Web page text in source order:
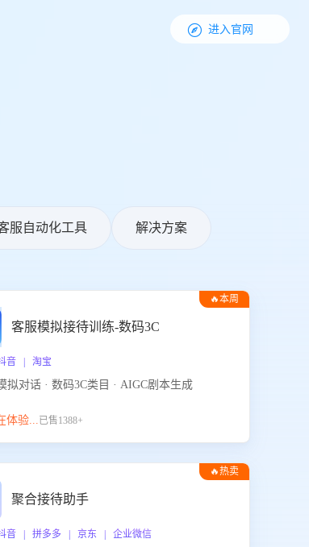
 进入官网
服自动化工具 解决方案
🔥本周
客服模拟接待训练-数码3C
音 | 淘宝
拟对话 · 数码3C类目 · AIGC剧本生成
体验...已售1388+
🔥热卖
聚合接待助手
音 | 拼多多 | 京东 | 企业微信